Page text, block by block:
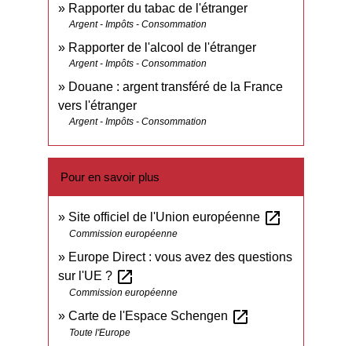
Rapporter du tabac de l'étranger
Argent - Impôts - Consommation
Rapporter de l'alcool de l'étranger
Argent - Impôts - Consommation
Douane : argent transféré de la France
vers l'étranger
Argent - Impôts - Consommation
Pour en savoir plus
Site officiel de l'Union européenne open_in_new
Commission européenne
Europe Direct : vous avez des questions
sur l'UE ? open_in_new
Commission européenne
Carte de l'Espace Schengen open_in_new
Toute l'Europe